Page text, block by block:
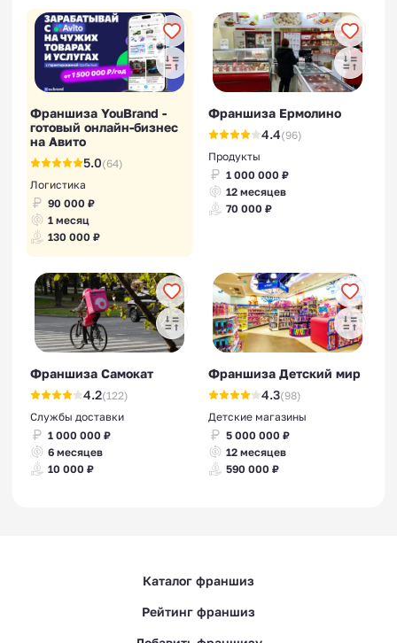
Франшиза YouBrand -
готовый онлайн-бизнес
на Авито
5.0(64)
Логистика
90 000 ₽
1 месяц
130 000 ₽
Франшиза Ермолино
4.4(96)
Продукты
1 000 000 ₽
12 месяцев
70 000 ₽
Франшиза Самокат
4.2(122)
Службы доставки
1 000 000 ₽
6 месяцев
10 000 ₽
Франшиза Детский мир
4.3(98)
Детские магазины
5 000 000 ₽
12 месяцев
590 000 ₽
Каталог франшиз
Рейтинг франшиз